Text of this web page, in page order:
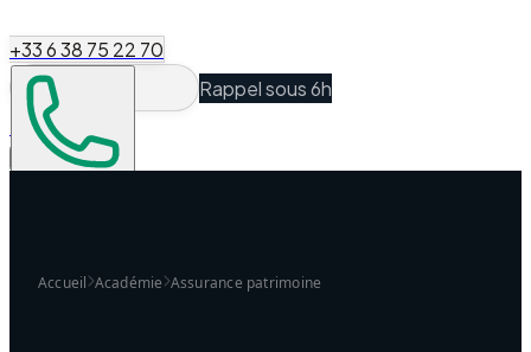
+33 6 38 75 22 70
Rappel sous 6h
Espace Client
Accueil Académie Assurance patrimoine